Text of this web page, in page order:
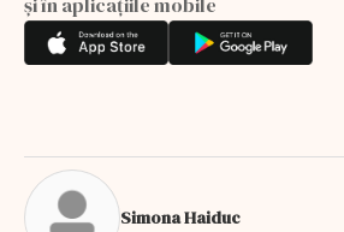
Simona Haiduc